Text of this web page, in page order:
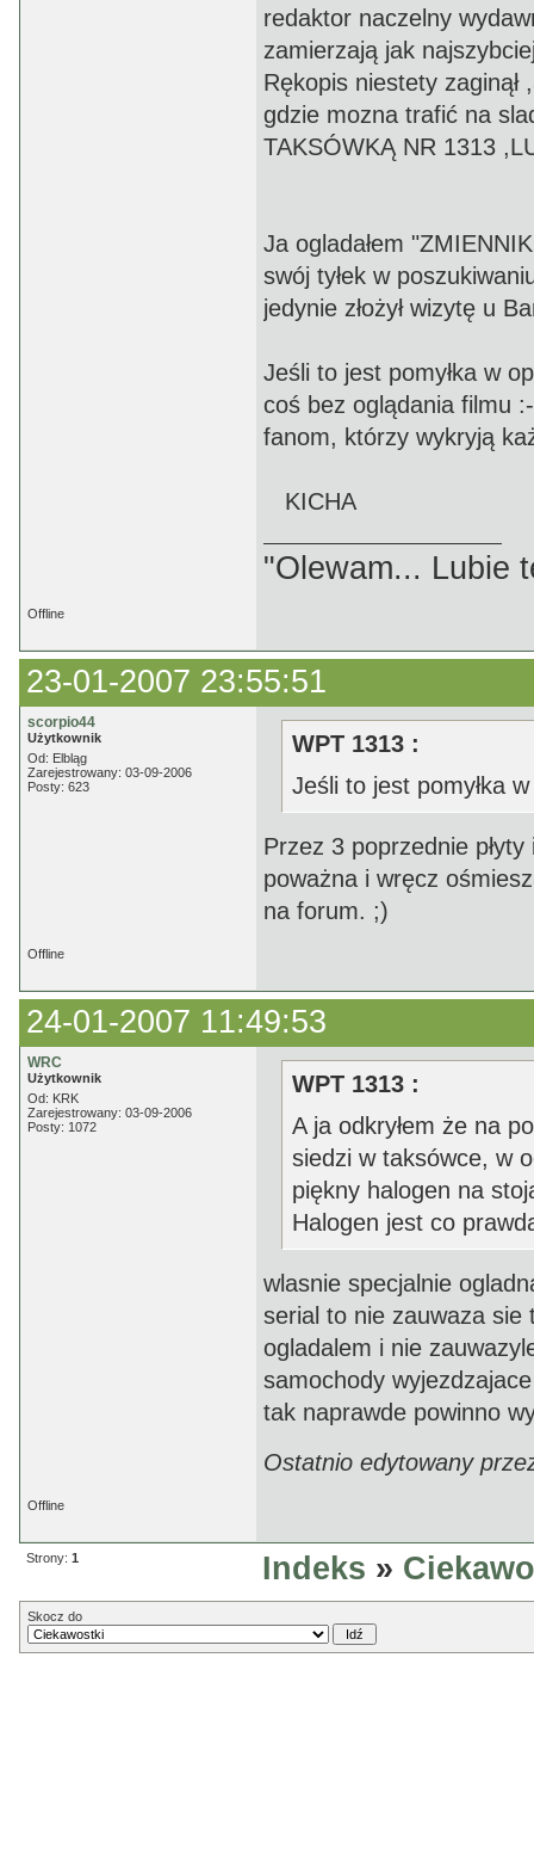
redaktor naczelny
zamierzają jak
Rękopis niestety
gdzie mozna trafić na
TAKSÓWKĄ NR 1313
Ja ogladałem
swój tyłek w
jedynie złożył wizytę u
Jeśli to jest pomyłka w
coś bez oglądania filmu
fanom, którzy wykryją
KICHA
"Olewam... Lubie
Offline
23-01-2007 23:55:51
scorpio44
Użytkownik
Od: Elbląg
Zarejestrowany: 03-09-2006
Posty: 623
WPT 1313 :
Jeśli to jest pomyłka
Przez 3 poprzednie
poważna i wręcz
na forum. ;)
Offline
24-01-2007 11:49:53
WRC
Użytkownik
Od: KRK
Zarejestrowany: 03-09-2006
Posty: 1072
WPT 1313 :
A ja odkryłem że na
siedzi w taksówce, w
piękny halogen na
Halogen jest co
wlasnie specjalnie
serial to nie zauwaza
ogladalem i nie
samochody
tak naprawde powinno
Ostatnio edytowany
Offline
Strony: 1 Indeks »
Skocz do